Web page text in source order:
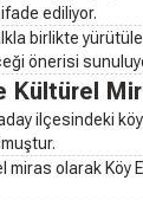
ediliyor.
birlikte
önerisi
Kültürel
ilçesindeki köy
miras olarak Köy